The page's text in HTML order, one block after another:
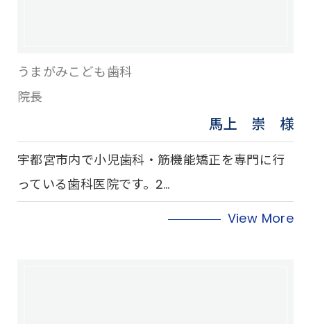
うまがみこども歯科
院長
馬上 崇 様
宇都宮市内で小児歯科・筋機能矯正を専門に行
っている歯科医院です。2…
View More